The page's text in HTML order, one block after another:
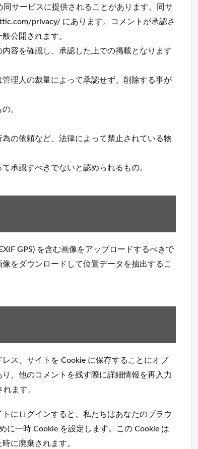
サービスに提供されることがあります。同サ
privacy/ にあります。コメントが承認さ
公開されます。
容を確認し、承認した上での掲載となります
理人の裁量によって承認せず、削除する事が
。
の依頼など、法律によって禁止されている物
承認すべきでないと認められるもの。
GPS) を含む画像をアップロードするべきで
をダウンロードして位置データを抽出するこ
ス、サイトを Cookie に保存することにオプ
、他のコメントを残す際に詳細情報を再入力
ます。
にログインすると、私たちはあなたのブラウ
に一時 Cookie を設定します。この Cookie は
に廃棄されます。